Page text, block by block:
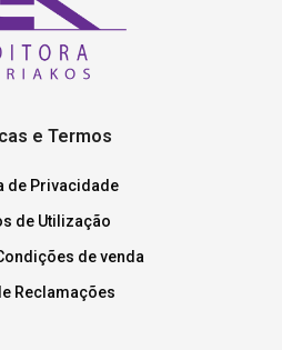
e Termos
de Privacidade
de Utilização
de venda
Reclamações